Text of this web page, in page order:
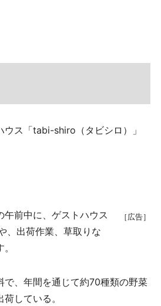
ス「tabi-shiro（タビシロ）」
［広告］
前中に、ゲストハウス
、出荷作業、草取りな
、年間を通じて約70種類の野菜
している。